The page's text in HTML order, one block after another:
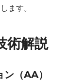
ます。
術解説
（AA）